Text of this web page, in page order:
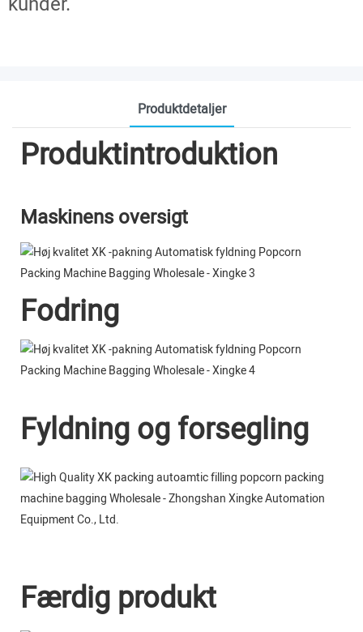
Produktdetaljer
Produktintroduktion
Maskinens oversigt
Fodring
Fyldning og forsegling
Færdig produkt